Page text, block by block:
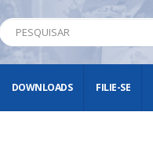
DOWNLOADS FILIE-SE